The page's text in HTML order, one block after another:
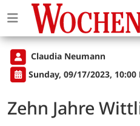
Claudia Neumann
Sunday, 09/17/2023, 10:00
Zehn Jahre